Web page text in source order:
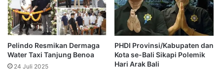
Pelindo Resmikan Dermaga
Water Taxi Tanjung Benoa
24 Juli 2025
PHDI Provinsi/Kabupaten dan
Kota se-Bali Sikapi Polemik
Hari Arak Bali